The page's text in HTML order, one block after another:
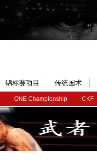
ONE Championship CKF
锦标赛项目 传统国术